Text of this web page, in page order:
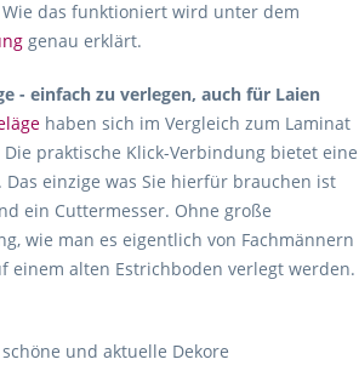
das funktioniert wird unter dem
genau erklärt.
- einfach zu verlegen, auch für Laien
haben sich im Vergleich zum Laminat
praktische Klick-Verbindung bietet eine
Das einzige was Sie hierfür brauchen ist
ein Cuttermesser. Ohne große
wie man es eigentlich von Fachmännern
einem alten Estrichboden verlegt werden.
schöne und aktuelle Dekore